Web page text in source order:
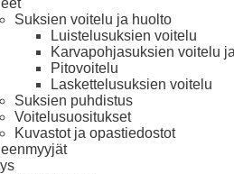
Suksien voitelu ja huolto
Luistelu­suksien voitelu
Karva­pohja­suksien voitelu
Pito­voitelu
Laskettelu­suksien voitelu
Suksien puhdistus
Voitelusuositukset
Kuvastot ja opas­tiedostot